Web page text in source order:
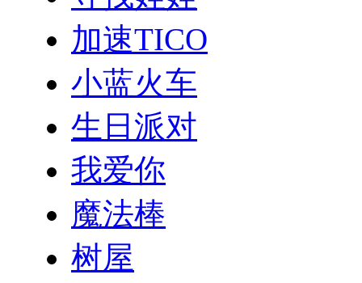
加速TICO
小蓝火车
生日派对
我爱你
魔法棒
树屋